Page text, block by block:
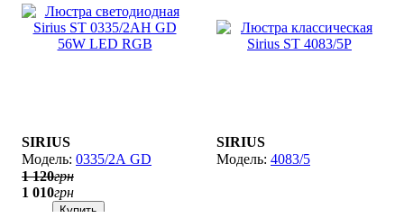
SIRIUS
0335/2А GD
1 120грн
1 010грн
Купить
SIRIUS
4083/5